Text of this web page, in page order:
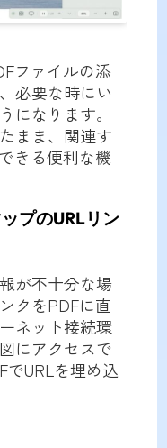
ファイルの添
必要な時にい
になります。
まま、関連す
きる便利な機
プのURLリン
が不十分な場
クをPDFに直
ネット接続環
にアクセスで
でURLを埋め込